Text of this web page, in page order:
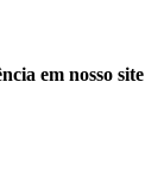
em nosso site